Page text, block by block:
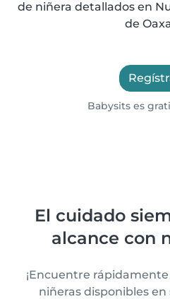
de niñera detallados en
de
Babysits es
El cuidado
alcance con
¡Encuentre
niñeras disponibles en